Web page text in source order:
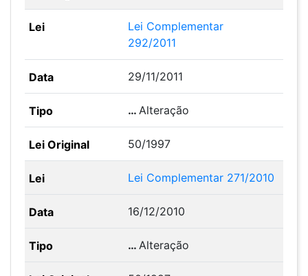
Lei Complementar
292/2011
29/11/2011
…Alteração
50/1997
Lei Complementar 271/2010
16/12/2010
…Alteração